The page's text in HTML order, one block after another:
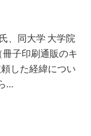
、同大学 大学院
子印刷通販のキ
した経緯につい
…